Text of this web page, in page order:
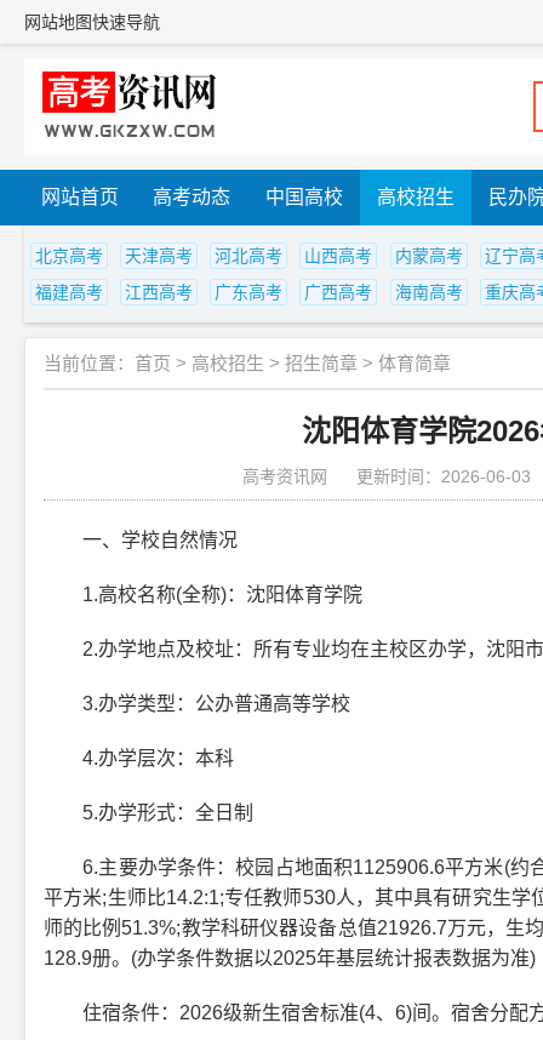
网站地图快速导航
网站首页 高考动态 中国高校 高校招生 民办
北京高考 天津高考 河北高考 山西高考 内蒙高考
辽宁高
福建高考
江西高考 广东高考 广西高考 海南高考 重庆高
当前位置： 首页 > 高校招生 > 招生简章 > 体育简章
沈阳体育学院
高考资讯网 更新时间：2026-06-03
一、学校自然情况
1.高校名称(全称)：沈阳体育学院
2.办学地点及校址：所有专业均在主校区办学，沈阳
3.办学类型：公办普通高等学校
4.办学层次：本科
5.办学形式：全日制
6.主要办学条件：校园占地面积1125906.6平方米(约
平方米;生师比14.2:1;专任教师530人，其中具有研究生
师的比例51.3%;教学科研仪器设备总值21926.7万元，生
128.9册。(办学条件数据以2025年基层统计报表数据为准)
住宿条件：2026级新生宿舍标准(4、6)间。宿舍分配